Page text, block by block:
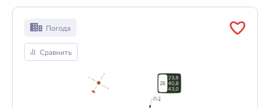
Погода
Сравнить